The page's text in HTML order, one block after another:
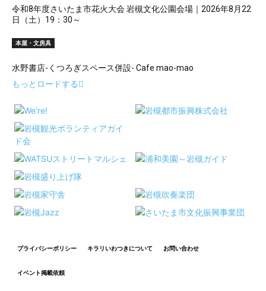
令和8年度さいたま市花火大会 岩槻文化公園会場｜2026年8月22
日（土）19：30～
本屋・文房具
水野書店-くつろぎスペース併設- Cafe mao-mao
もっとロードする
プライバシーポリシー キラリいわつきについて お問い合わせ
イベント掲載依頼